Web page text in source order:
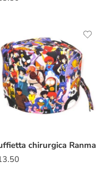
chirurgica Ranma